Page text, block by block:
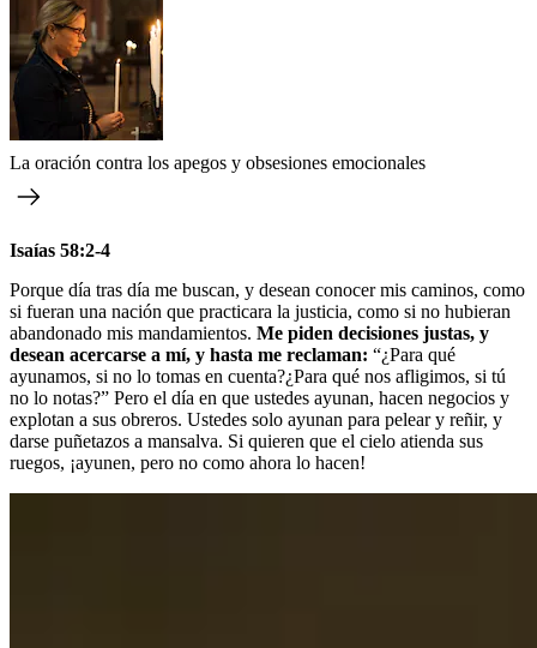
La oración contra los apegos y obsesiones emocionales
Isaías 58:2-4
Porque día tras día me buscan, y desean conocer mis caminos, como
si fueran una nación que practicara la justicia, como si no hubieran
abandonado mis mandamientos. Me piden decisiones justas, y
desean acercarse a mí, y hasta me reclaman: “¿Para qué
ayunamos, si no lo tomas en cuenta?¿Para qué nos afligimos, si tú
no lo notas?” Pero el día en que ustedes ayunan, hacen negocios y
explotan a sus obreros. Ustedes solo ayunan para pelear y reñir, y
darse puñetazos a mansalva. Si quieren que el cielo atienda sus
ruegos, ¡ayunen, pero no como ahora lo hacen!